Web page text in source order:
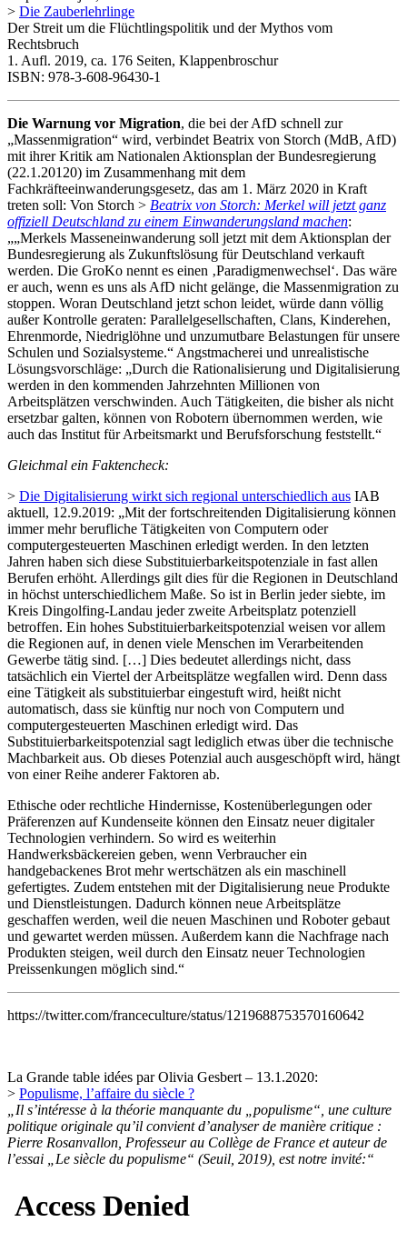
> Die Zauberlehrlinge
Der Streit um die Flüchtlingspolitik und der Mythos vom
Rechtsbruch
1. Aufl. 2019, ca. 176 Seiten, Klappenbroschur
ISBN: 978-3-608-96430-1
Die Warnung vor Migration, die bei der AfD schnell zur
„Massenmigration“ wird, verbindet Beatrix von Storch (MdB, AfD)
mit ihrer Kritik am Nationalen Aktionsplan der Bundesregierung
(22.1.20120) im Zusammenhang mit dem
Fachkräfteeinwanderungsgesetz, das am 1. März 2020 in Kraft
treten soll: Von Storch > Beatrix von Storch: Merkel will jetzt ganz
offiziell Deutschland zu einem Einwanderungsland machen:
„„Merkels Masseneinwanderung soll jetzt mit dem Aktionsplan der
Bundesregierung als Zukunftslösung für Deutschland verkauft
werden. Die GroKo nennt es einen ‚Paradigmenwechsel‘. Das wäre
er auch, wenn es uns als AfD nicht gelänge, die Massenmigration zu
stoppen. Woran Deutschland jetzt schon leidet, würde dann völlig
außer Kontrolle geraten: Parallelgesellschaften, Clans, Kinderehen,
Ehrenmorde, Niedriglöhne und unzumutbare Belastungen für unsere
Schulen und Sozialsysteme.“ Angstmacherei und unrealistische
Lösungsvorschläge: „Durch die Rationalisierung und Digitalisierung
werden in den kommenden Jahrzehnten Millionen von
Arbeitsplätzen verschwinden. Auch Tätigkeiten, die bisher als nicht
ersetzbar galten, können von Robotern übernommen werden, wie
auch das Institut für Arbeitsmarkt und Berufsforschung feststellt.“
Gleichmal ein Faktencheck:
> Die Digitalisierung wirkt sich regional unterschiedlich aus IAB
aktuell, 12.9.2019: „Mit der fortschreitenden Digitalisierung können
immer mehr berufliche Tätigkeiten von Computern oder
computergesteuerten Maschinen erledigt werden. In den letzten
Jahren haben sich diese Substituierbarkeitspotenziale in fast allen
Berufen erhöht. Allerdings gilt dies für die Regionen in Deutschland
in höchst unterschiedlichem Maße. So ist in Berlin jeder siebte, im
Kreis Dingolfing-Landau jeder zweite Arbeitsplatz potenziell
betroffen. Ein hohes Substituierbarkeitspotenzial weisen vor allem
die Regionen auf, in denen viele Menschen im Verarbeitenden
Gewerbe tätig sind. […] Dies bedeutet allerdings nicht, dass
tatsächlich ein Viertel der Arbeitsplätze wegfallen wird. Denn dass
eine Tätigkeit als substituierbar eingestuft wird, heißt nicht
automatisch, dass sie künftig nur noch von Computern und
computergesteuerten Maschinen erledigt wird. Das
Substituierbarkeitspotenzial sagt lediglich etwas über die technische
Machbarkeit aus. Ob dieses Potenzial auch ausgeschöpft wird, hängt
von einer Reihe anderer Faktoren ab.
Ethische oder rechtliche Hindernisse, Kostenüberlegungen oder
Präferenzen auf Kundenseite können den Einsatz neuer digitaler
Technologien verhindern. So wird es weiterhin
Handwerksbäckereien geben, wenn Verbraucher ein
handgebackenes Brot mehr wertschätzen als ein maschinell
gefertigtes. Zudem entstehen mit der Digitalisierung neue Produkte
und Dienstleistungen. Dadurch können neue Arbeitsplätze
geschaffen werden, weil die neuen Maschinen und Roboter gebaut
und gewartet werden müssen. Außerdem kann die Nachfrage nach
Produkten steigen, weil durch den Einsatz neuer Technologien
Preissenkungen möglich sind.“
https://twitter.com/franceculture/status/1219688753570160642
La Grande table idées par Olivia Gesbert – 13.1.2020:
> Populisme, l’affaire du siècle ?
„Il s’intéresse à la théorie manquante du „populisme“, une culture
politique originale qu’il convient d’analyser de manière critique :
Pierre Rosanvallon, Professeur au Collège de France et auteur de
l’essai „Le siècle du populisme“ (Seuil, 2019), est notre invité:“